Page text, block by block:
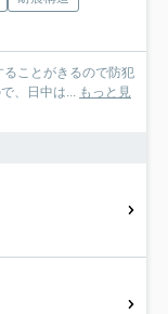
ことがきるので防犯
、日中は...
もっと見